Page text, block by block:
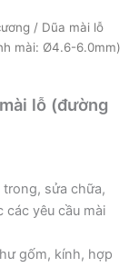
/ Dũa mài lỗ
mài: Ø4.6-6.0mm)
lỗ (đường
sửa chữa,
yêu cầu mài
gốm, kính, hợp